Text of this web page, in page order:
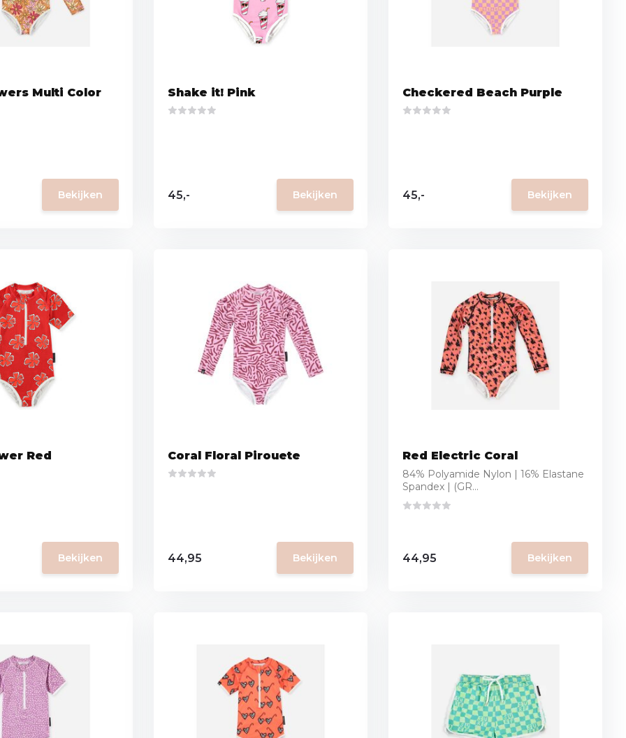
Multi Color
Bekijken
Shake it! Pink
45,- Bekijken
Checkered Beach Purple
45,- Bekijken
Red
Bekijken
Coral Floral Pirouete
44,95 Bekijken
Red Electric Coral
84% Polyamide Nylon | 16% Elastane
Spandex | (GR...
44,95 Bekijken